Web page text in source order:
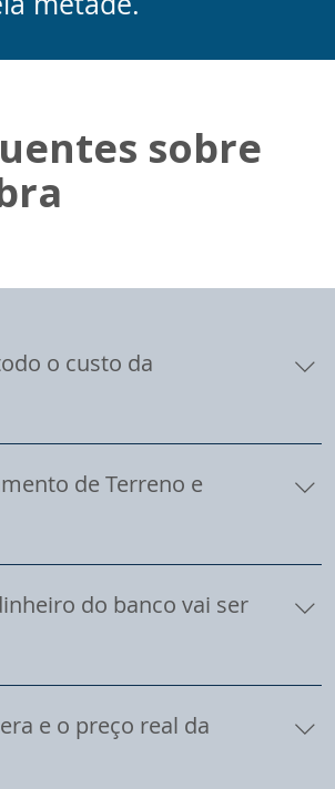
sobre
o custo da
com base em tabelas de referência
de itens fundamentais como muros
personalizados costuma ser maior
planejamento financeiro
de Terreno e
Ela engloba a projeção da
valores médios por metro quadrado
obra na área externa da casa
tende a ser a diferença entre o
do banco vai ser
execução, é essencial realizar
estimado que a Caixa vai liberar
de obra da sua região é o único
precisará fazer ao longo da
e o preço real da